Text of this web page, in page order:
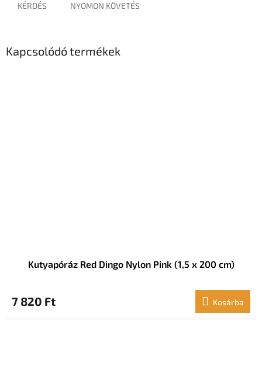
KÉRDÉS NYOMON KÖVETÉS
Kapcsolódó termékek
Kutyapóráz Red Dingo Nylon Pink (1,5 x 200 cm)
7 820 Ft Kosárba